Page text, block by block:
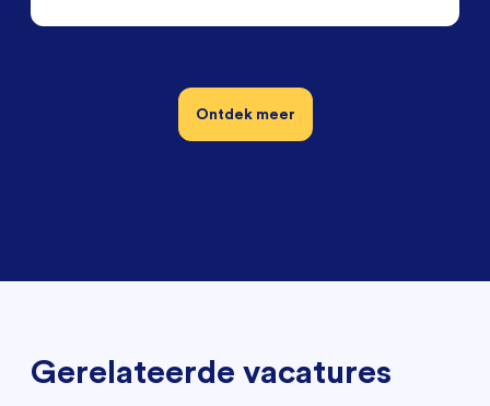
Ontdek meer
Gerelateerde vacatures